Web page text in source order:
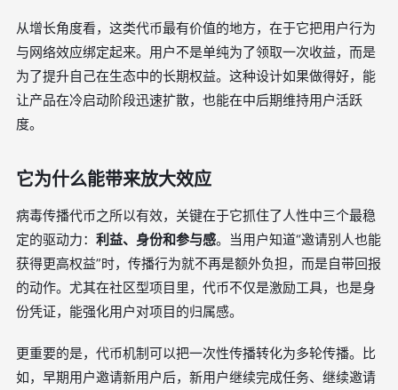
从增长角度看，这类代币最有价值的地方，在于它把用户行为
与网络效应绑定起来。用户不是单纯为了领取一次收益，而是
为了提升自己在生态中的长期权益。这种设计如果做得好，能
让产品在冷启动阶段迅速扩散，也能在中后期维持用户活跃
度。
它为什么能带来放大效应
病毒传播代币之所以有效，关键在于它抓住了人性中三个最稳
定的驱动力： 利益、身份和参与感。当用户知道“邀请别人也能
获得更高权益”时，传播行为就不再是额外负担，而是自带回报
的动作。尤其在社区型项目里，代币不仅是激励工具，也是身
份凭证，能强化用户对项目的归属感。
更重要的是，代币机制可以把一次性传播转化为多轮传播。比
如，早期用户邀请新用户后，新用户继续完成任务、继续邀请